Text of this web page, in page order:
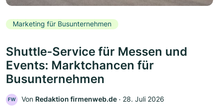
Marketing für Busunternehmen
Shuttle-Service für Messen und
Events: Marktchancen für
Busunternehmen
FW Von Redaktion firmenweb.de ‧ 28. Juli 2026